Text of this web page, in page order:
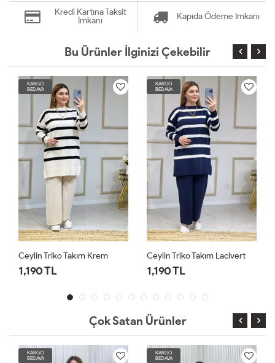
Kredi Kartına Taksit
İmkanı
Kapıda Ödeme İmkanı
Bu Ürünler İlginizi Çekebilir
KARGO
BEDAVA
Ceylin Triko Takım Krem
1,190 TL
KARGO
BEDAVA
Ceylin Triko Takım Lacivert
1,190 TL
Çok Satan Ürünler
KARGO
BEDAVA
KARGO
BEDAVA